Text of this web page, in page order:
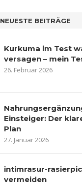
NEUESTE BEITRÄGE
Kurkuma im Test
versagen – mein
26. Februar 2026
Einsteiger: Der
Plan
27. Januar 2026
intimrasur-
vermeiden